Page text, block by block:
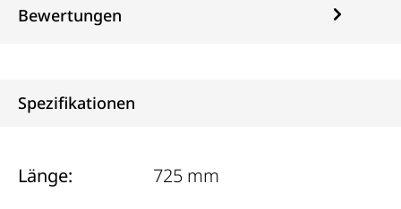
Bewertungen
Spezifikationen
Länge:
725 mm